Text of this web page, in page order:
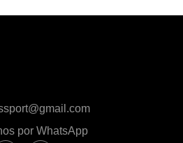
por WhatsApp